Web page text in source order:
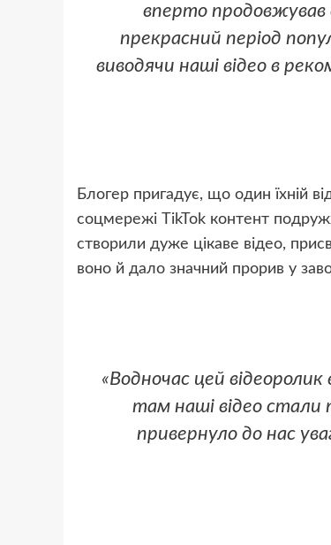
вперто продовжував
прекрасний період
виводячи наші відео в
Блогер пригадує, що один їхній
соцмережі TikTok контент
створили дуже цікаве відео,
воно й дало значний прорив у
«Водночас цей
там наші відео стали
привернуло до нас